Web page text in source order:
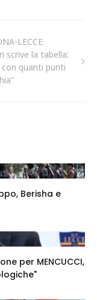
LECCE.
scrive la tabella:
con quanti punti
Berisha e
per MENCUCCI,